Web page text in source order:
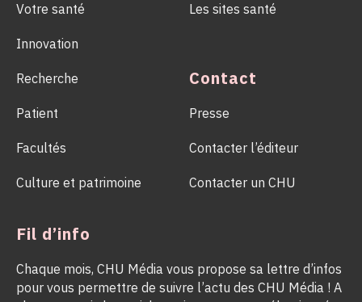
Votre santé
Innovation
Recherche
Patient
Facultés
Culture et patrimoine
Les sites santé
Contact
Presse
Contacter l’éditeur
Contacter un CHU
Fil d’info
Chaque mois, CHU Média vous propose sa lettre d’infos
pour vous permettre de suivre l’actu des CHU Média ! A